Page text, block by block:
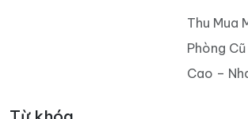
Thu Mua
Phòng
Cao –